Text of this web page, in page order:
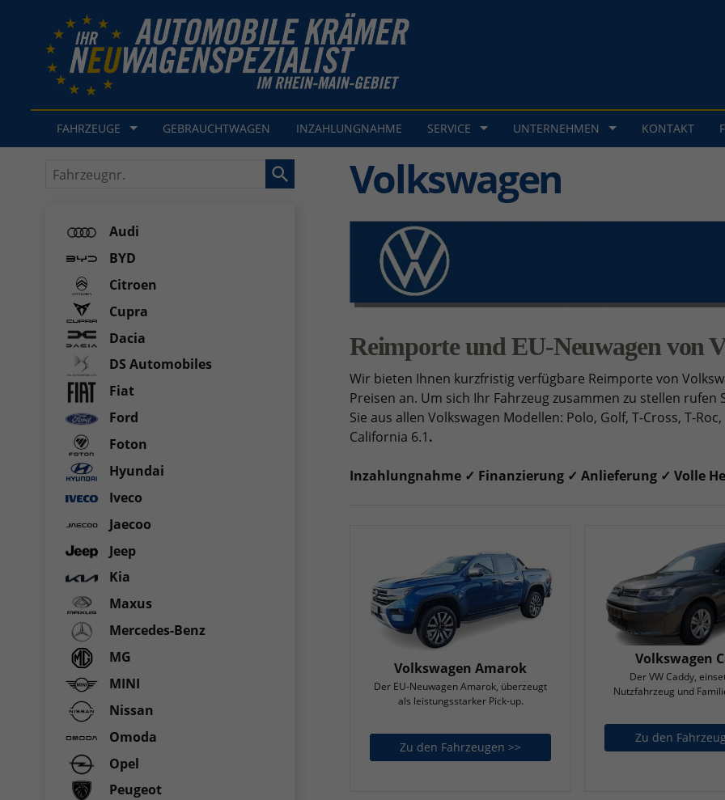
FAHRZEUGE GEBRAUCHTWAGEN INZAHLUNGNAHME SERVICE UNTERNEHMEN KONTAKT
Volkswagen
Reimporte und EU-Neuwagen von
Wir bieten Ihnen kurzfristig verfügbare Reimporte von
Preisen an. Um sich Ihr Fahrzeug zusammen zu stellen rufen
Sie aus allen Volkswagen Modellen: Polo, Golf, T-Cross, T-
California 6.1.
Inzahlungnahme ✓ Finanzierung ✓ Anlieferung ✓ Volle
Volkswagen Amarok
Der EU-Neuwagen Amarok, überzeugt
als leistungsstarker Pick-up.
Zu den Fahrzeugen >> Volkswagen Amarok
Volkswagen
Der VW Caddy,
Nutzfahrzeug und
Zu den
Fahrzeugnr.
Audi
BYD
Citroen
Cupra
Dacia
DS Automobiles
Fiat
Ford
Foton
Hyundai
Iveco
Jaecoo
Jeep
Kia
Maxus
Mercedes-Benz
MG
MINI
Nissan
Omoda
Opel
Peugeot